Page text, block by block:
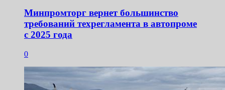
Минпромторг вернет большинство
требований техрегламента в автопроме
с 2025 года
0